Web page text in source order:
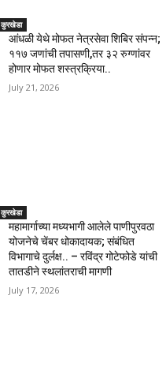
कुरखेडा
आंधळी येथे मोफत नेत्रसेवा शिबिर संपन्न;
११७ जणांची तपासणी,तर ३२ रुग्णांवर
होणार मोफत शस्त्रक्रिया..
July 21, 2026
कुरखेडा
महामार्गाच्या मध्यभागी आलेले पाणीपुरवठा
योजनेचे चेंबर धोकादायक; संबंधित
विभागाचे दुर्लक्ष.. – रविंद्र गोटेफोडे यांची
तातडीने स्थलांतराची मागणी
July 17, 2026